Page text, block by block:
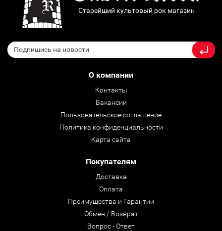
Старейший культовый рок магазин
О компании
Контакты
Вакансии
Пользовательское соглашение
Политика конфиденциальности
Карта сайта
Покупателям
Доставка
Оплата
Преимущества и Гарантии
Обмен / Возврат
Вопрос - Ответ